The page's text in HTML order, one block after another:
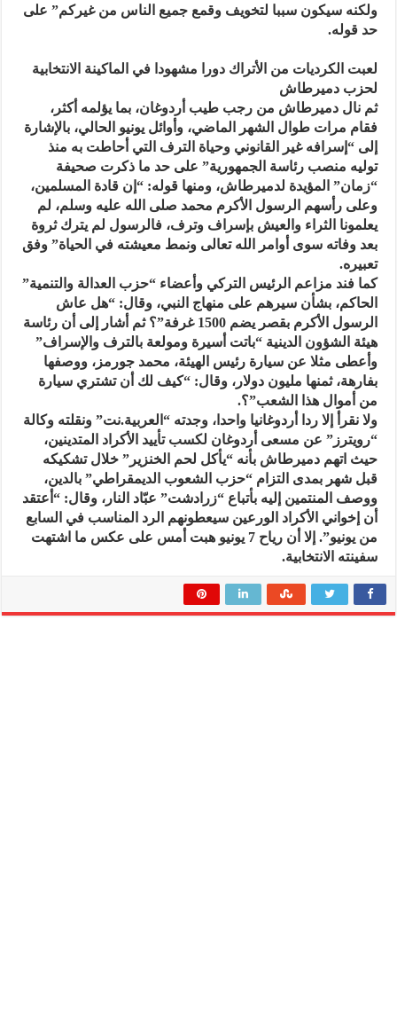
ولكنه سيكون سببا لتخويف وقمع جميع الناس من غيركم” على
حد قوله.
لعبت الكرديات من الأتراك دورا مشهودا في الماكينة الانتخابية
لحزب دميرطاش
ثم نال دميرطاش من رجب طيب أردوغان، بما يؤلمه أكثر،
فقام مرات طوال الشهر الماضي، وأوائل يونيو الحالي، بالإشارة
إلى “إسرافه غير القانوني وحياة الترف التي أحاطت به منذ
توليه منصب رئاسة الجمهورية” على حد ما ذكرت صحيفة
“زمان” المؤيدة لدميرطاش، ومنها قوله: “إن قادة المسلمين،
وعلى رأسهم الرسول الأكرم محمد صلى الله عليه وسلم، لم
يعلمونا الثراء والعيش بإسراف وترف، فالرسول لم يترك ثروة
بعد وفاته سوى أوامر الله تعالى ونمط معيشته في الحياة” وفق
تعبيره.
كما فند مزاعم الرئيس التركي وأعضاء “حزب العدالة والتنمية”
الحاكم، بشأن سيرهم على منهاج النبي، وقال: “هل عاش
الرسول الأكرم بقصر يضم 1500 غرفة”؟ ثم أشار إلى أن رئاسة
هيئة الشؤون الدينية “باتت أسيرة ومولعة بالترف والإسراف”
وأعطى مثلا عن سيارة رئيس الهيئة، محمد جورمز، ووصفها
بفارهة، ثمنها مليون دولار، وقال: “كيف لك أن تشتري سيارة
من أموال هذا الشعب”؟.
ولا نقرأ إلا ردا أردوغانيا واحدا، وجدته “العربية.نت” ونقلته وكالة
“رويترز” عن مسعى أردوغان لكسب تأييد الأكراد المتدينين،
حيث اتهم دميرطاش بأنه “يأكل لحم الخنزير” خلال تشكيكه
قبل شهر بمدى التزام “حزب الشعوب الديمقراطي” بالدين،
ووصف المنتمين إليه بأتباع “زرادشت” عبّاد النار، وقال: “أعتقد
أن إخواني الأكراد الورعين سيعطونهم الرد المناسب في السابع
من يونيو”. إلا أن رياح 7 يونيو هبت أمس على عكس ما اشتهت
سفينته الانتخابية.